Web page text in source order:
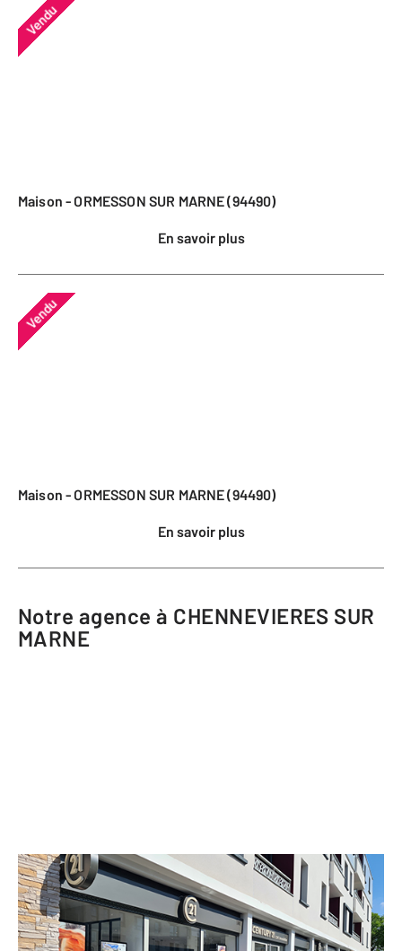
Vendu
Maison - ORMESSON SUR MARNE (94490)
En savoir plus
Vendu
Maison - ORMESSON SUR MARNE (94490)
En savoir plus
Notre agence à CHENNEVIERES SUR
MARNE
CENTURY 21 CNT Immobilier
28 rue Aristide Briand
CHENNEVIERES SUR MARNE - 94430